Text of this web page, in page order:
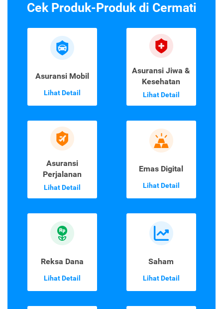
Cek Produk-Produk di Cermati
Asuransi Mobil
Lihat Detail
Asuransi Jiwa &
Kesehatan
Lihat Detail
Asuransi
Perjalanan
Lihat Detail
Emas Digital
Lihat Detail
Reksa Dana
Lihat Detail
Saham
Lihat Detail